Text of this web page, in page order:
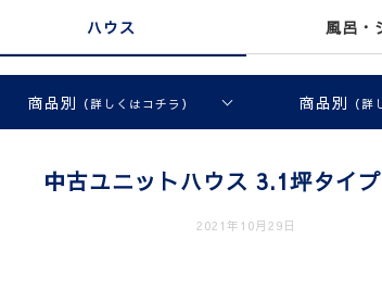
ハウス 風呂・
商品別 （詳しくはコチラ） 商品別 （詳
中古ユニットハウス 3.1坪タイ
2021年10月29日